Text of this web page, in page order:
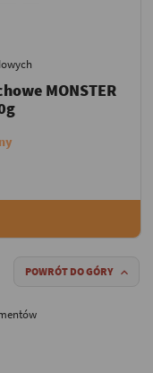
MONSTER
POWRÓT DO GÓRY 